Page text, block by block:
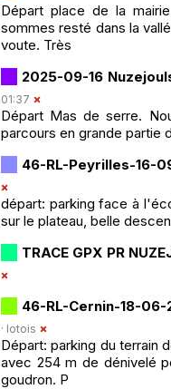
Départ place de la
sommes resté dans la
voute. Très
2025-09-16
01:37
Départ Mas de serre.
parcours en grande partie
46-RL-Peyrilles-16-
départ: parking face à
sur le plateau, belle
TRACE GPX PR
46-RL-Cernin-18-06-
· lotois
Départ: parking du terrain
avec 254 m de dénivelé
goudron. P